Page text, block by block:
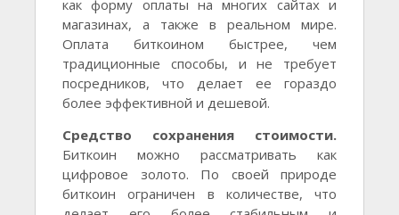
как форму оплаты на многих сайтах и
магазинах, а также в реальном мире.
Оплата биткоином быстрее, чем
традиционные способы, и не требует
посредников, что делает ее гораздо
более эффективной и дешевой.
Средство сохранения стоимости.
Биткоин можно рассматривать как
цифровое золото. По своей природе
биткоин ограничен в количестве, что